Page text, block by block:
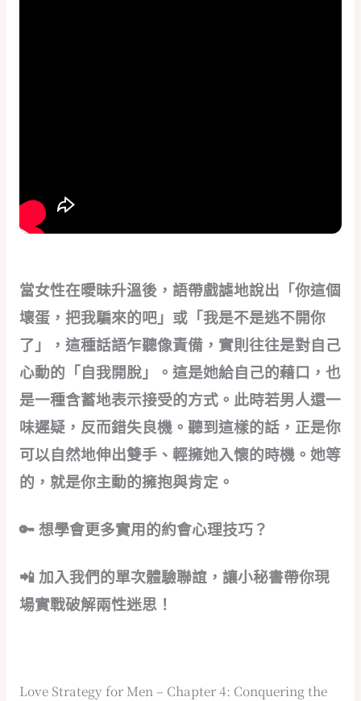
當女性在曖昧升溫後，語帶戲謔地說出「你這個
壞蛋，把我騙來的吧」或「我是不是逃不開你
了」，這種話語乍聽像責備，實則往往是對自己
心動的「自我開脫」。這是她給自己的藉口，也
是一種含蓄地表示接受的方式。此時若男人還一
味遲疑，反而錯失良機。聽到這樣的話，正是你
可以自然地伸出雙手、輕擁她入懷的時機。她等
的，就是你主動的擁抱與肯定。
🔑 想學會更多實用的約會心理技巧？
📲 加入我們的單次體驗聯誼，讓小秘書帶你現
場實戰破解兩性迷思！
Love Strategy for Men – Chapter 4: Conquering the